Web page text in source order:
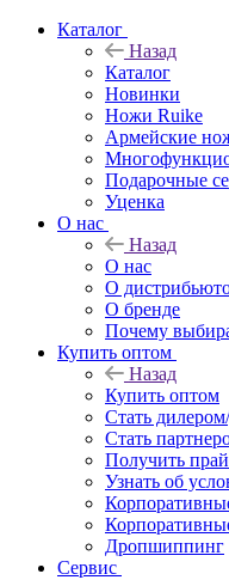
Каталог
Назад
Каталог
Новинки
Ножи Ruike
Армейские
Подарочные
Уценка
О нас
Назад
О нас
О
О бренде
Почему
Купить оптом
Назад
Купить оптом
Стать
Стать
Получить
Узнать об
Дропшиппинг
Сервис